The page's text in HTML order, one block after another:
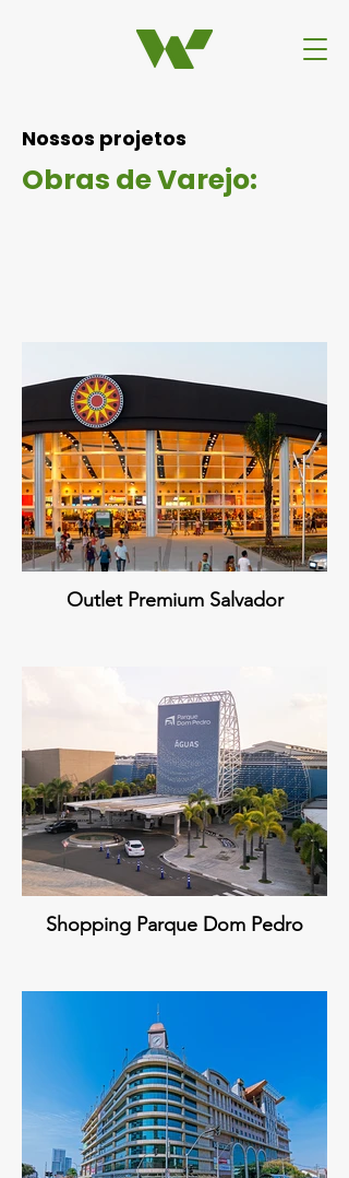
Nossos projetos
Obras de Varejo:
Outlet Premium Salvador
Shopping Parque Dom Pedro